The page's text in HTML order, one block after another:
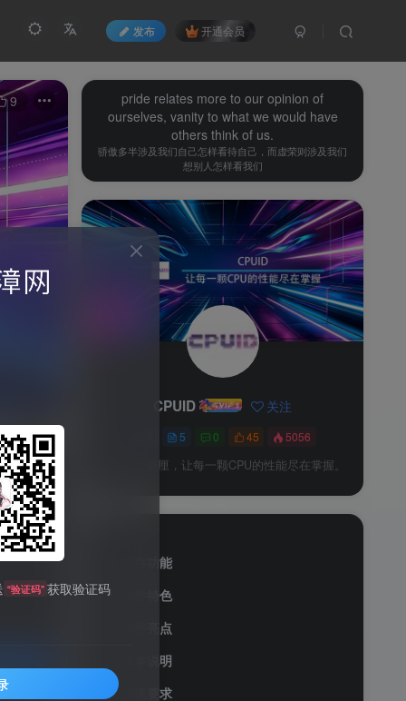
发布 开通会员
9
pride relates more to our opinion of
ourselves, vanity to what we would have
others think of us.
骄傲多半涉及我们自己怎样看待自己，而虚荣则涉及我们
想别人怎样看我们
CPUID 关注
5 0 45 5056
洞察硬件毫厘，让每一颗CPU的性能尽在掌握。
软件功能
软件特色
软件亮点
版本说明
系统要求
“验证码” 获取验证码